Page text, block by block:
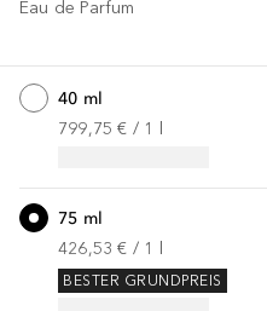
Eau de Parfum
40 ml
799,75 € / 1
75 ml
426,53 € / 1
BESTER GRUNDPREIS